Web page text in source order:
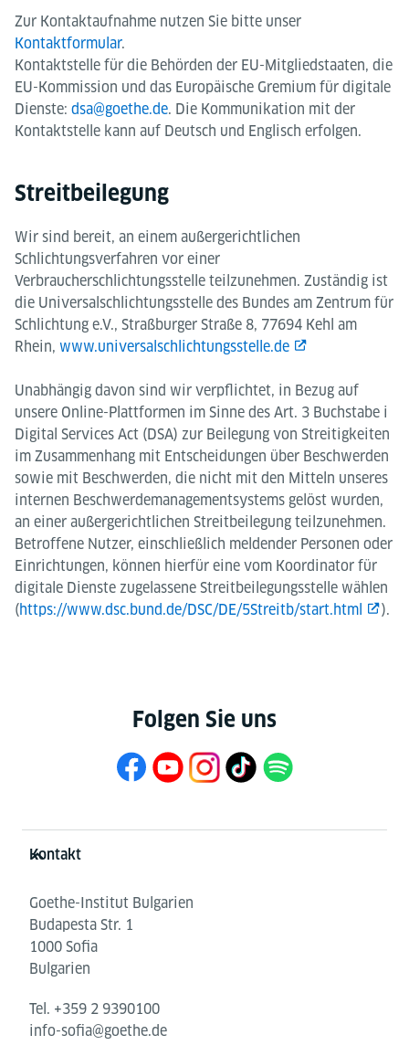
Zur Kontaktaufnahme nutzen Sie bitte unser
Kontaktformular.
Kontaktstelle für die Behörden der EU-Mitgliedstaaten, die
EU-Kommission und das Europäische Gremium für digitale
Dienste: dsa@goethe.de. Die Kommunikation mit der
Kontaktstelle kann auf Deutsch und Englisch erfolgen.
Streitbeilegung
Wir sind bereit, an einem außergerichtlichen
Schlichtungsverfahren vor einer
Verbraucherschlichtungsstelle teilzunehmen. Zuständig ist
die Universalschlichtungsstelle des Bundes am Zentrum für
Schlichtung e.V., Straßburger Straße 8, 77694 Kehl am
Rhein, www.universalschlichtungsstelle.de
Unabhängig davon sind wir verpflichtet, in Bezug auf
unsere Online-Plattformen im Sinne des Art. 3 Buchstabe i
Digital Services Act (DSA) zur Beilegung von Streitigkeiten
im Zusammenhang mit Entscheidungen über Beschwerden
sowie mit Beschwerden, die nicht mit den Mitteln unseres
internen Beschwerdemanagementsystems gelöst wurden,
an einer außergerichtlichen Streitbeilegung teilzunehmen.
Betroffene Nutzer, einschließlich meldender Personen oder
Einrichtungen, können hierfür eine vom Koordinator für
digitale Dienste zugelassene Streitbeilegungsstelle wählen
(https://www.dsc.bund.de/DSC/DE/5Streitb/start.html ).
Folgen Sie uns
Service- und Informationsbereich
Kontakt
Goethe-Institut Bulgarien
Budapesta Str. 1
1000 Sofia
Bulgarien
Tel. +359 2 9390100
info-sofia@goethe.de